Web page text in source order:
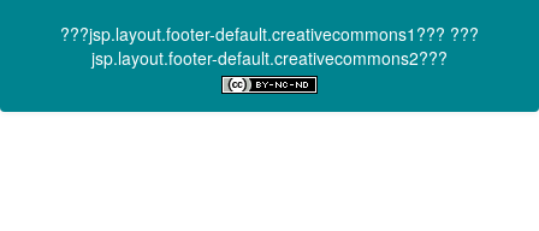
???jsp.layout.footer-default.creativecommons1??? ???
jsp.layout.footer-default.creativecommons2???